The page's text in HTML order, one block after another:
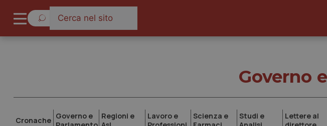
Governo
Cronache Governo e
Regioni e
Lavoro e
Scienza e
Studi e
Lettere al